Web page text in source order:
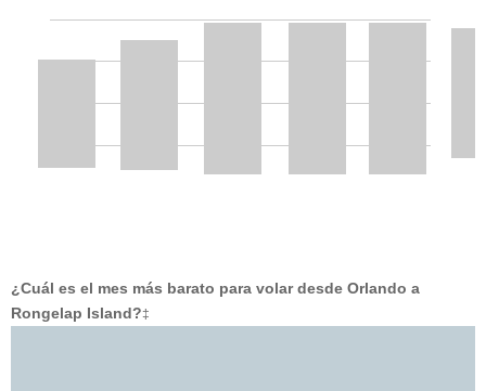
¿Cuál es el mes más barato para volar desde Orlando a
Rongelap Island?‡